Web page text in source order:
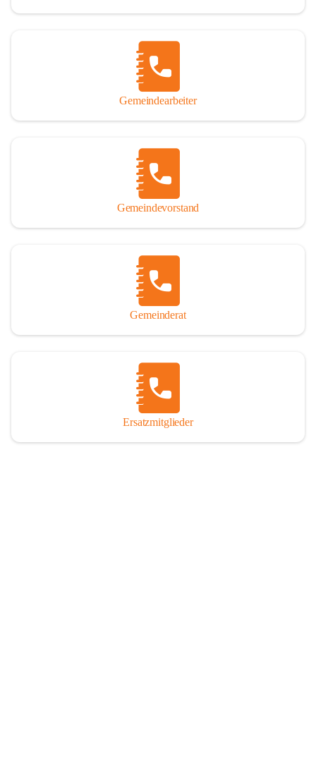
Andreas Rohatsch wurde auf das System der Fußnoten verzichtet.
Wo eine genaue Quellenangabe sinnvoll und notwendig erschien,
sind die entsprechenden Quellenhinweise in den fließenden Text
eingearbeitet. Der leichteren Lesbarkeit halber ist auch von einer
streng gendergerechten Ausdrucksform Abstand genommen
So darf ich Sie zu einer interessanten, vergnüglichen und
manchmal auch nachdenklich machenden Zeitreise durch die
Jahrhunderte, ja Jahrtausende alte Geschichte von der Steinzeit
einladen.
Gemeindearbeiter
Gemeindevorstand
Gemeinderat
Ersatzmitglieder